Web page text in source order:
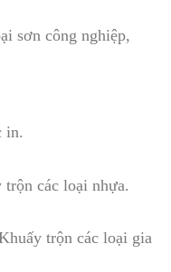
sơn công nghiệp,
in.
trộn các loại nhựa.
trộn các loại gia